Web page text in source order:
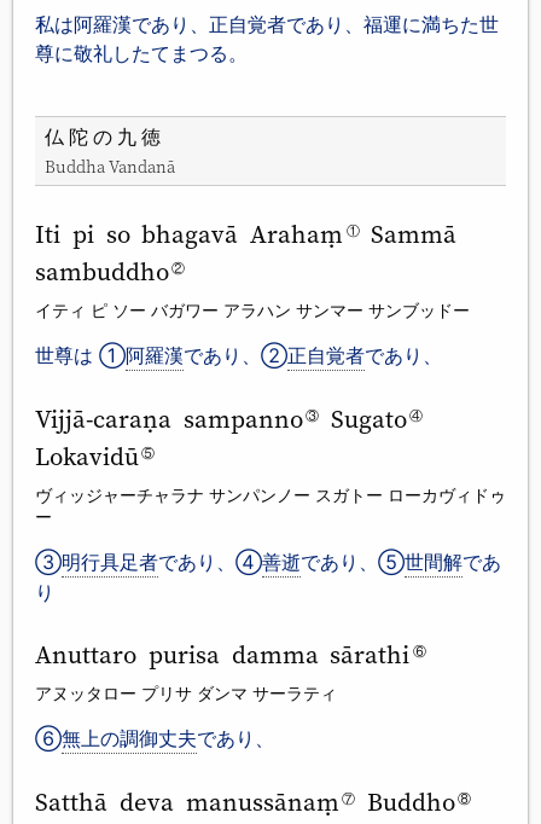
私は阿羅漢であり、正自覚者であり、福運に満ちた世
尊に敬礼したてまつる。
仏陀の九徳
Buddha Vandanā
Iti pi so bhagavā Arahaṃ ①Sammā
sambuddho②
イティ ピ ソー バガワー アラハン サンマー サンブッドー
世尊は ①阿羅漢であり、②正自覚者であり、
Vijjā-caraṇa sampanno③ Sugato ④
Lokavidū⑤
ヴィッジャーチャラナ サンパンノー スガトー ローカヴィドゥ
ー
③明行具足者であり、④善逝であり、⑤世間解であ
り
Anuttaro purisa damma sārathi ⑥
アヌッタロー プリサ ダンマ サーラティ
⑥無上の調御丈夫であり、
Satthā deva manussānaṃ ⑦ Buddho⑧